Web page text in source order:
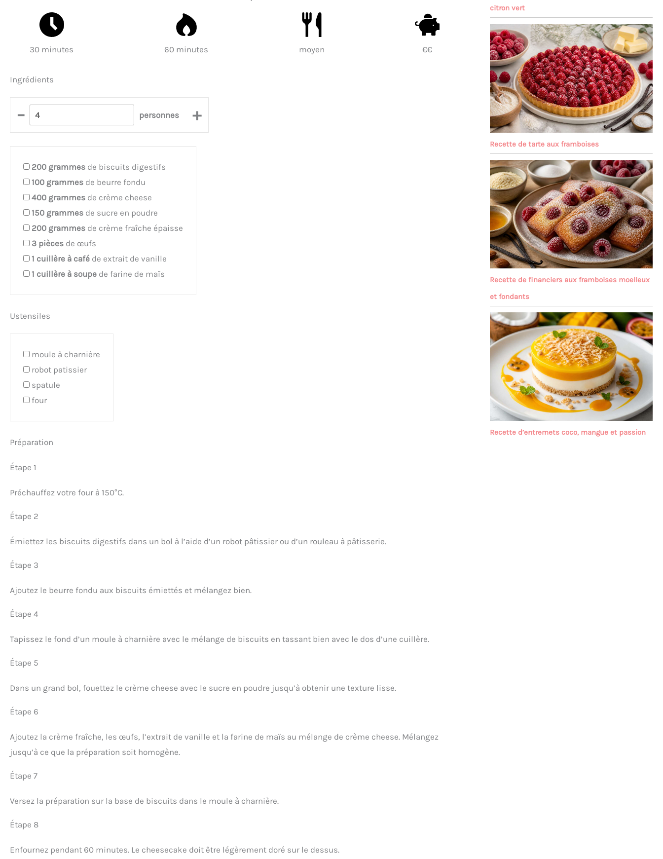
30 minutes 60 minutes moyen €€
Ingrédients
– personnes +
200 grammes de biscuits digestifs
100 grammes de beurre fondu
400 grammes de crème cheese
150 grammes de sucre en poudre
200 grammes de crème fraîche épaisse
3 pièces de œufs
1 cuillère à café de extrait de vanille
1 cuillère à soupe de farine de maïs
Ustensiles
moule à charnière
robot patissier
spatule
four
Préparation
Étape 1
Préchauffez votre four à 150°C.
Étape 2
Émiettez les biscuits digestifs dans un bol à l’aide d’un robot pâtissier ou d’un rouleau à pâtisserie.
Étape 3
Ajoutez le beurre fondu aux biscuits émiettés et mélangez bien.
Étape 4
Tapissez le fond d’un moule à charnière avec le mélange de biscuits en tassant bien avec le dos d’une cuillère.
Étape 5
Dans un grand bol, fouettez le crème cheese avec le sucre en poudre jusqu’à obtenir une texture lisse.
Étape 6
Ajoutez la crème fraîche, les œufs, l’extrait de vanille et la farine de maïs au mélange de crème cheese. Mélangez
jusqu’à ce que la préparation soit homogène.
Étape 7
Versez la préparation sur la base de biscuits dans le moule à charnière.
Étape 8
Enfournez pendant 60 minutes. Le cheesecake doit être légèrement doré sur le dessus.
citron vert
Recette de tarte aux framboises
Recette de financiers aux framboises moelleux
et fondants
Recette d’entremets coco, mangue et passion